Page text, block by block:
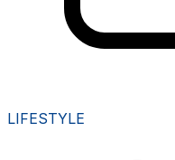
LIFESTYLE